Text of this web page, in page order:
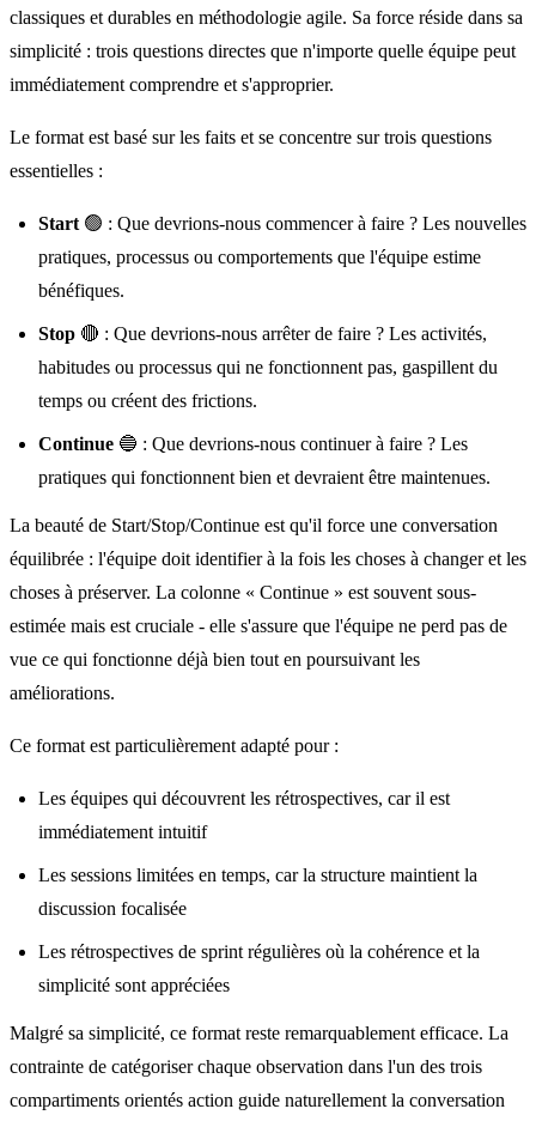
classiques et durables en méthodologie agile. Sa force réside dans sa
simplicité : trois questions directes que n'importe quelle équipe peut
immédiatement comprendre et s'approprier.
Le format est basé sur les faits et se concentre sur trois questions
essentielles :
Start 🟢 : Que devrions-nous commencer à faire ? Les nouvelles
pratiques, processus ou comportements que l'équipe estime
bénéfiques.
Stop 🔴 : Que devrions-nous arrêter de faire ? Les activités,
habitudes ou processus qui ne fonctionnent pas, gaspillent du
temps ou créent des frictions.
Continue 🔵 : Que devrions-nous continuer à faire ? Les
pratiques qui fonctionnent bien et devraient être maintenues.
La beauté de Start/Stop/Continue est qu'il force une conversation
équilibrée : l'équipe doit identifier à la fois les choses à changer et les
choses à préserver. La colonne « Continue » est souvent sous-
estimée mais est cruciale - elle s'assure que l'équipe ne perd pas de
vue ce qui fonctionne déjà bien tout en poursuivant les
améliorations.
Ce format est particulièrement adapté pour :
Les équipes qui découvrent les rétrospectives, car il est
immédiatement intuitif
Les sessions limitées en temps, car la structure maintient la
discussion focalisée
Les rétrospectives de sprint régulières où la cohérence et la
simplicité sont appréciées
Malgré sa simplicité, ce format reste remarquablement efficace. La
contrainte de catégoriser chaque observation dans l'un des trois
compartiments orientés action guide naturellement la conversation